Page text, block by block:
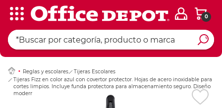
0
Reglas y escolares
Tijeras Escolares
Tijeras Fizz en color azul con covertor protector. Hojas de acero inoxidable para
cortes limpios. Incluye funda protectora para almacenamiento seguro. Diseño
moderno y funcional.
Ingresar Codigo